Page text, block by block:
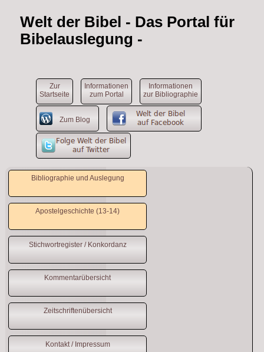
Welt der Bibel - Das Portal für
Bibelauslegung -
Zur
Startseite
Informationen
zum Portal
Informationen
zur Bibliographie
Zum Blog
Bibliographie und Auslegung
Apostelgeschichte (13-14)
Stichwortregister / Konkordanz
Kommentarübersicht
Zeitschriftenübersicht
Kontakt / Impressum